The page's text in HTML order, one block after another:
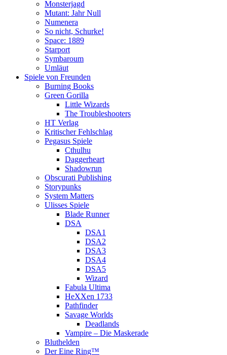
Monsterjagd
Mutant: Jahr Null
Numenera
So nicht, Schurke!
Space: 1889
Starport
Symbaroum
Umläut
Spiele von Freunden
Burning Books
Green Gorilla
Little Wizards
The Troubleshooters
HT Verlag
Kritischer Fehlschlag
Pegasus Spiele
Cthulhu
Daggerheart
Shadowrun
Obscurati Publishing
Storypunks
System Matters
Ulisses Spiele
Blade Runner
DSA
DSA1
DSA2
DSA3
DSA4
DSA5
Wizard
Fabula Ultima
HeXXen 1733
Pathfinder
Savage Worlds
Deadlands
Vampire – Die Maskerade
Bluthelden
Der Eine Ring™